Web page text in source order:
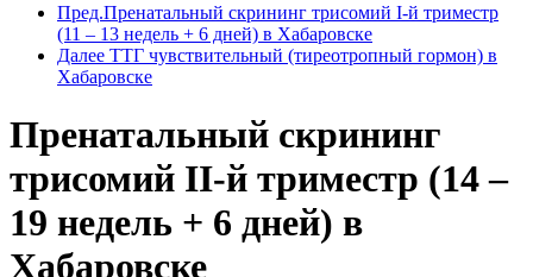
Пред.Пренатальный скрининг трисомий I-й триместр
(11 – 13 недель + 6 дней) в Хабаровске
Далее ТТГ чувствительный (тиреотропный гормон) в
Хабаровске
Пренатальный скрининг
трисомий II-й триместр (14 –
19 недель + 6 дней) в
Хабаровске